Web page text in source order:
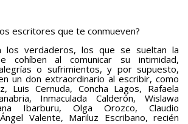
escritores que te conmueven?
los verdaderos, los que se sueltan la
cohíben al comunicar su intimidad,
o sufrimientos, y por supuesto,
un don extraordinario al escribir, como
Luis Cernuda, Concha Lagos, Rafaela
Inmaculada Calderón, Wislawa
Ibarburu, Olga Orozco, Claudio
Valente, Mariluz Escribano, recién